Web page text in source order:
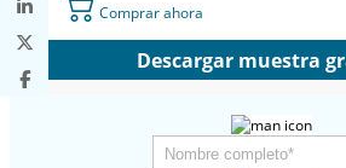
Comprar ahora
Descargar muestra